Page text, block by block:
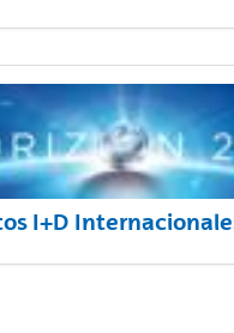
I+D